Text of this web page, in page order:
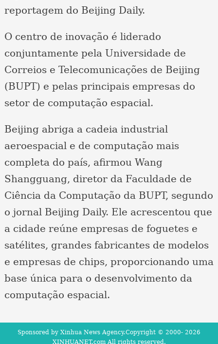
reportagem do Beijing Daily.
O centro de inovação é liderado
conjuntamente pela Universidade de
Correios e Telecomunicações de Beijing
(BUPT) e pelas principais empresas do
setor de computação espacial.
Beijing abriga a cadeia industrial
aeroespacial e de computação mais
completa do país, afirmou Wang
Shangguang, diretor da Faculdade de
Ciência da Computação da BUPT, segundo
o jornal Beijing Daily. Ele acrescentou que
a cidade reúne empresas de foguetes e
satélites, grandes fabricantes de modelos
e empresas de chips, proporcionando uma
base única para o desenvolvimento da
computação espacial.
Sponsored by Xinhua News Agency.Copyright © 2000- 2026
XINHUANET.com All rights reserved.